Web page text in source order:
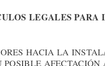
LEGALES
HACIA LA
POSIBLE